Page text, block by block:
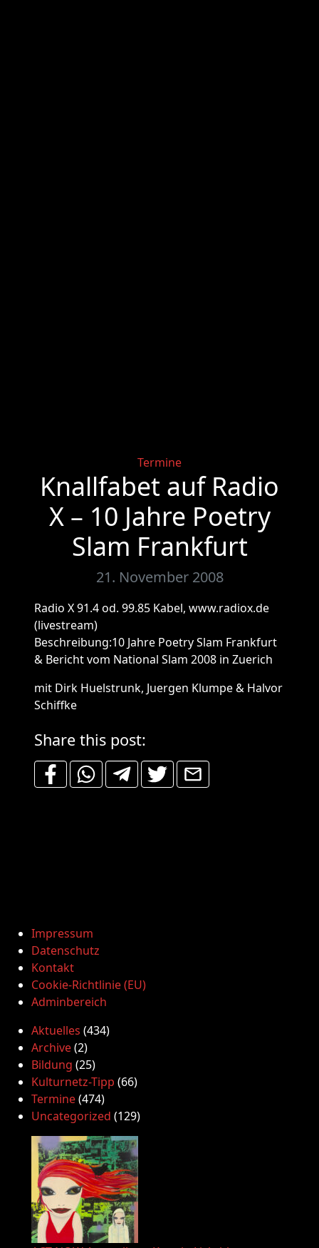
Categories
Termine
Knallfabet auf Radio
X – 10 Jahre Poetry
Slam Frankfurt
21. November 2008
Radio X 91.4 od. 99.85 Kabel, www.radiox.de
(livestream)
Beschreibung:10 Jahre Poetry Slam Frankfurt
& Bericht vom National Slam 2008 in Zuerich
mit Dirk Huelstrunk, Juergen Klumpe & Halvor
Schiffke
Share this post:
Impressum
Datenschutz
Kontakt
Cookie-Richtlinie (EU)
Adminbereich
Aktuelles (434)
Archive(2)
Bildung (25)
Kulturnetz-Tipp (66)
Termine(474)
Uncategorized (129)